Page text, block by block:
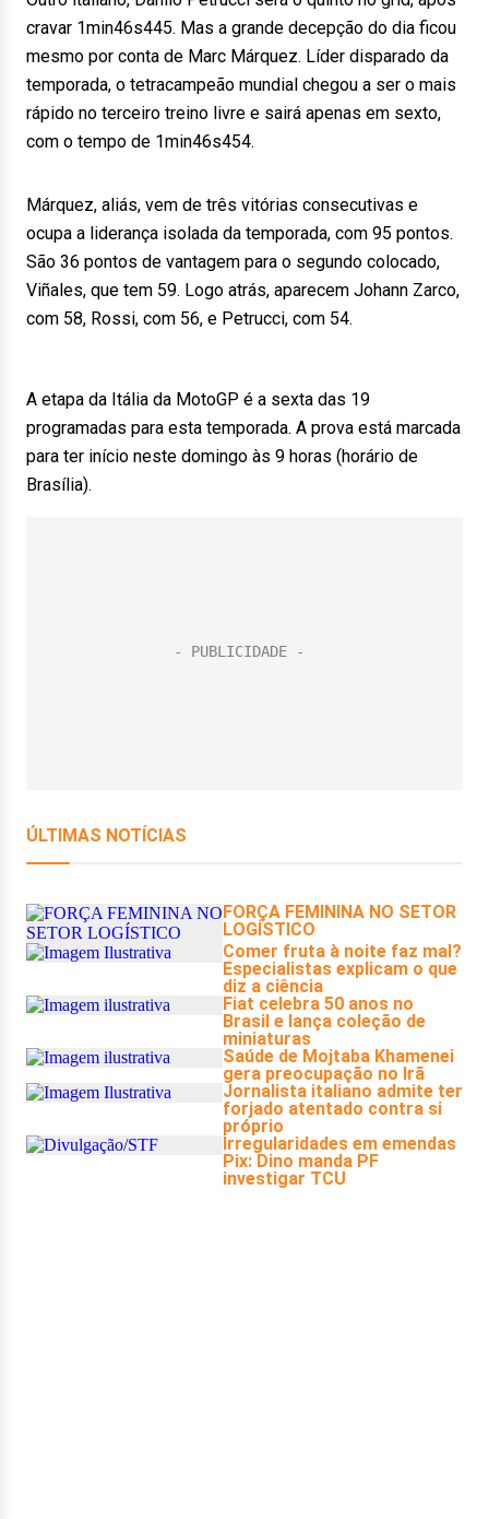
cravar 1min46s445. Mas a grande decepção do dia ficou
mesmo por conta de Marc Márquez. Líder disparado da
temporada, o tetracampeão mundial chegou a ser o mais
rápido no terceiro treino livre e sairá apenas em sexto,
com o tempo de 1min46s454.
Márquez, aliás, vem de três vitórias consecutivas e
ocupa a liderança isolada da temporada, com 95 pontos.
São 36 pontos de vantagem para o segundo colocado,
Viñales, que tem 59. Logo atrás, aparecem Johann Zarco,
com 58, Rossi, com 56, e Petrucci, com 54.
A etapa da Itália da MotoGP é a sexta das 19
programadas para esta temporada. A prova está marcada
para ter início neste domingo às 9 horas (horário de
Brasília).